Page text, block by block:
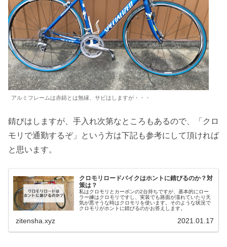
アルミフレームは赤錆とは無縁、サビはしますが・・・
錆びはしますが、手入れ次第なところもあるので、「クロ
モリで通勤するぞ」という方は下記も参考にして頂ければ
と思います。
クロモリロードバイクはホントに錆びるのか？対
策は？
私はクロモリとカーボンの2台持ちですが、基本的にロー
ラー練はクロモリですし、実装でも路面が濡れていたり天
気が悪そうな時はクロモリを使います。そのような状況で
クロモリがホントに錆びるのかお答えします。
zitensha.xyz 2021.01.17